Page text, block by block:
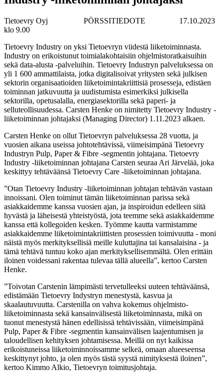
Tietoevry Oyj PÖRSSITIEDOTE
17.10.2023
klo 9.00
Tietoevry Industry on yksi Tietoevryn viidestä liiketoiminnasta.
Industry on erikoistunut toimialakohtaisiin ohjelmistoratkaisuihin
sekä data-alusta -palveluihin. Tietoevry Industryn palveluksessa on
yli 1 600 ammattilaista, jotka digitalisoivat yritysten sekä julkisen
sektorin organisaatioiden liiketoimintakriittisiä prosesseja, edistäen
toiminnan jatkuvuutta ja uudistumista esimerkiksi julkisella
sektorilla, opetusalalla, energiasektorilla sekä paperi- ja
selluteollisuudessa. Carsten Henke on nimitetty Tietoevry Industry -
liiketoiminnan johtajaksi (Managing Director) 1.11.2023 alkaen.
Carsten Henke on ollut Tietoevryn palveluksessa 28 vuotta, ja
vuosien aikana useissa johtotehtävissä, viimeisimpänä Tietoevry
Industryn Pulp, Paper & Fibre -segmentin johtajana. Tietoevry
Industry -liiketoiminnan johtajana Carsten seuraa Ari Järvelää, joka
keskittyy tehtäväänsä Tietoevry Care -liiketoiminnan johtajana.
”Otan Tietoevry Industry -liiketoiminnan johtajan tehtävän vastaan
innoissani. Olen toiminut tämän liiketoiminnan parissa sekä
asiakkaidemme kanssa vuosien ajan, ja inspiroidun edelleen siitä
hyvästä ja läheisestä yhteistyöstä, jota teemme sekä asiakkaidemme
kanssa että kollegoiden kesken. Työmme kautta varmistamme
asiakkaidemme liiketoimintakriittisten prosessien toimivuutta - moni
näistä myös merkityksellisiä meille kuluttajina tai kansalaisina - ja
tämä tehtävä tuntuu koko ajan merkityksellisemmältä. Olen erittäin
iloinen voidessani rakentaa tulevaa tällä alueella”, kertoo Carsten
Henke.
”Toivotan Carstenin lämpimästi tervetulleeksi uuteen tehtäväänsä,
edistämään Tietoevry Indystryn menestystä, kasvua ja
skaalautuvuutta. Carstenilla on vahva kokemus ohjelmisto-
liiketoiminnasta sekä kansainvälisestä liiketoiminnasta, mikä on
tuonut menestystä hänen edellisissä tehtävissään, viimeisimpänä
Pulp, Paper & Fibre -segmentin kansainvälisen laajentumisen ja
taloudellisen kehityksen johtamisessa. Meillä on nyt kaikissa
erikoistuneissa liiketoiminnoissamme selkeä, omaan alueeseensa
keskittynyt johto, ja olen myös tästä syystä nimityksestä iloinen”,
kertoo Kimmo Alkio, Tietoevryn toimitusjohtaja.